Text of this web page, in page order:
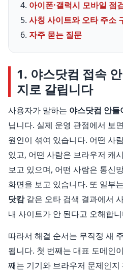
아이폰·갤럭시 모바일 점
사칭 사이트와 오타 주소
자주 묻는 질문
1. 야스닷컴 접속
지로 갈립니다
사용자가 말하는 야스닷컴 안들
닙니다. 실제 운영 관점에서 보
원인이 섞여 있습니다. 어떤 사
있고, 어떤 사람은 브라우저 캐
보고 있으며, 어떤 사람은 통신
화면을 보고 있습니다. 또 일부는
닷캄같은 오타 검색 결과에서
내 사이트가 안 된다고 오해합
따라서 해결 순서는 무작정 새
됩니다. 첫 번째는 대표 도메인
째는 기기와 브라우저 문제인